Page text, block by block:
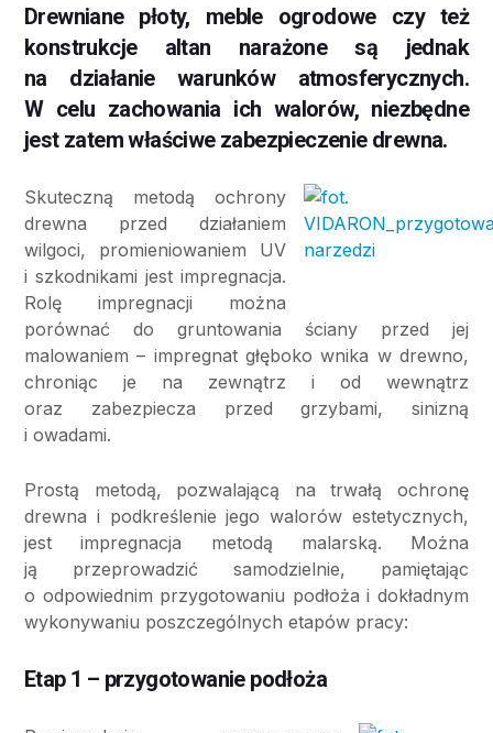
Drewniane płoty, meble ogrodowe czy też
konstrukcje altan narażone są jednak
na działanie warunków atmosferycznych.
W celu zachowania ich walorów, niezbędne
jest zatem właściwe zabezpieczenie drewna.
Skuteczną metodą ochrony
drewna przed działaniem
wilgoci, promieniowaniem UV
i szkodnikami jest impregnacja.
Rolę impregnacji można
porównać do gruntowania ściany przed jej
malowaniem – impregnat głęboko wnika w drewno,
chroniąc je na zewnątrz i od wewnątrz
oraz zabezpiecza przed grzybami, sinizną
i owadami.
Prostą metodą, pozwalającą na trwałą ochronę
drewna i podkreślenie jego walorów estetycznych,
jest impregnacja metodą malarską. Można
ją przeprowadzić samodzielnie, pamiętając
o odpowiednim przygotowaniu podłoża i dokładnym
wykonywaniu poszczególnych etapów pracy:
Etap 1 – przygotowanie podłoża